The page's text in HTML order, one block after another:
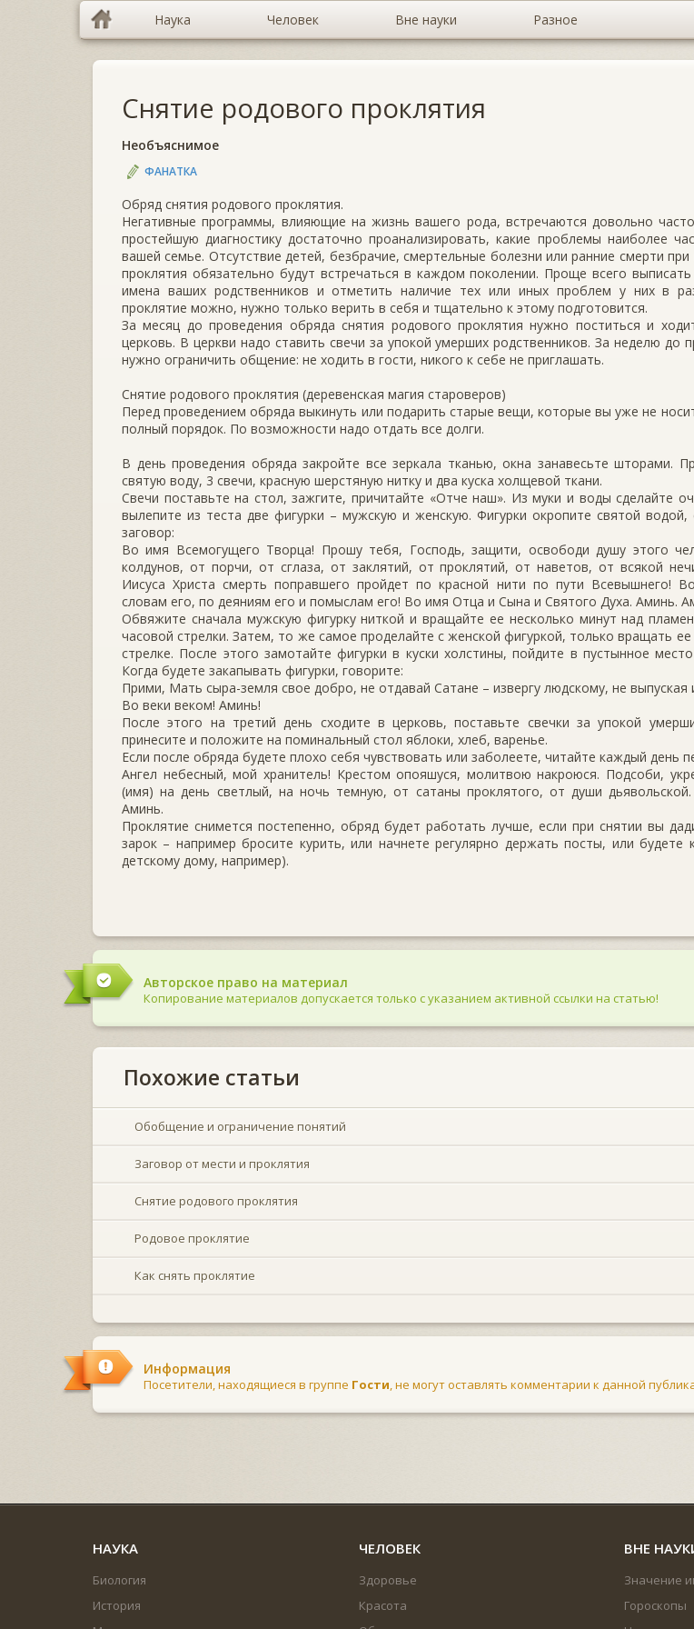
Наука Человек Вне науки Разное
Снятие родового проклятия
Необъяснимое
ФАНАТКА
Обряд снятия родового проклятия.
Негативные программы, влияющие на жизнь вашего рода, встречаются довольно
простейшую диагностику достаточно проанализировать, какие проблемы наиболее
вашей семье. Отсутствие детей, безбрачие, смертельные болезни или ранние смерти
проклятия обязательно будут встречаться в каждом поколении. Проще всего
имена ваших родственников и отметить наличие тех или иных проблем у них в
проклятие можно, нужно только верить в себя и тщательно к этому подготовится.
За месяц до проведения обряда снятия родового проклятия нужно поститься и
церковь. В церкви надо ставить свечи за упокой умерших родственников. За неделю до
нужно ограничить общение: не ходить в гости, никого к себе не приглашать.
Снятие родового проклятия (деревенская магия староверов)
Перед проведением обряда выкинуть или подарить старые вещи, которые вы уже не
полный порядок. По возможности надо отдать все долги.
В день проведения обряда закройте все зеркала тканью, окна занавесьте шторами.
святую воду, 3 свечи, красную шерстяную нитку и два куска холщевой ткани.
Свечи поставьте на стол, зажгите, причитайте «Отче наш». Из муки и воды сделайте
вылепите из теста две фигурки – мужскую и женскую. Фигурки окропите святой
заговор:
Во имя Всемогущего Творца! Прошу тебя, Господь, защити, освободи душу этого
колдунов, от порчи, от сглаза, от заклятий, от проклятий, от наветов, от всякой
Иисуса Христа смерть поправшего пройдет по красной нити по пути Всевышнего!
словам его, по деяниям его и помыслам его! Во имя Отца и Сына и Святого Духа. Аминь.
Обвяжите сначала мужскую фигурку ниткой и вращайте ее несколько минут над
часовой стрелки. Затем, то же самое проделайте с женской фигуркой, только вращать
стрелке. После этого замотайте фигурки в куски холстины, пойдите в пустынное
Когда будете закапывать фигурки, говорите:
Прими, Мать сыра-земля свое добро, не отдавай Сатане – извергу людскому, не выпуская
Во веки веком! Аминь!
После этого на третий день сходите в церковь, поставьте свечки за упокой
принесите и положите на поминальный стол яблоки, хлеб, варенье.
Если после обряда будете плохо себя чувствовать или заболеете, читайте каждый день
Ангел небесный, мой хранитель! Крестом опояшуся, молитвою накроюся. Подсоби,
(имя) на день светлый, на ночь темную, от сатаны проклятого, от души
Аминь.
Проклятие снимется постепенно, обряд будет работать лучше, если при снятии вы
зарок – например бросите курить, или начнете регулярно держать посты, или будете
детскому дому, например).
Авторское право на материал
Копирование материалов допускается только с указанием активной ссылки на статью!
Похожие статьи
Обобщение и ограничение понятий
Заговор от мести и проклятия
Снятие родового проклятия
Родовое проклятие
Как снять проклятие
Информация
Посетители, находящиеся в группе Гости, не могут оставлять комментарии к данной
НАУКА
Биология
История
ЧЕЛОВЕК
Здоровье
Красота
ВНЕ
Значение
Гороскопы